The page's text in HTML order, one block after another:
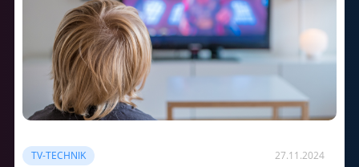
TV-TECHNIK 27.11.2024